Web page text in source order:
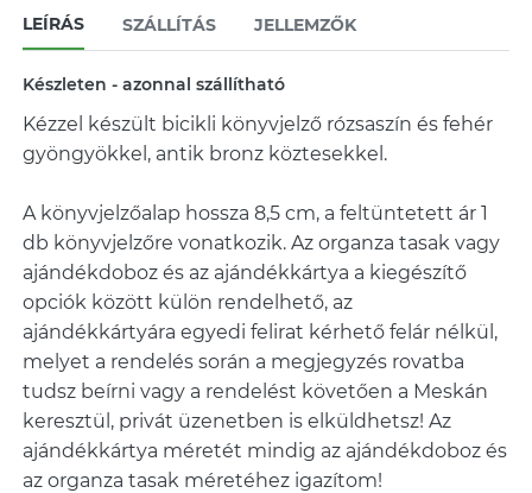
LEÍRÁS SZÁLLÍTÁS JELLEMZŐK
Készleten - azonnal szállítható
Kézzel készült bicikli könyvjelző rózsaszín és fehér
gyöngyökkel, antik bronz köztesekkel.
A könyvjelzőalap hossza 8,5 cm, a feltüntetett ár 1
db könyvjelzőre vonatkozik. Az organza tasak vagy
ajándékdoboz és az ajándékkártya a kiegészítő
opciók között külön rendelhető, az
ajándékkártyára egyedi felirat kérhető felár nélkül,
melyet a rendelés során a megjegyzés rovatba
tudsz beírni vagy a rendelést követően a Meskán
keresztül, privát üzenetben is elküldhetsz! Az
ajándékkártya méretét mindig az ajándékdoboz és
az organza tasak méretéhez igazítom!